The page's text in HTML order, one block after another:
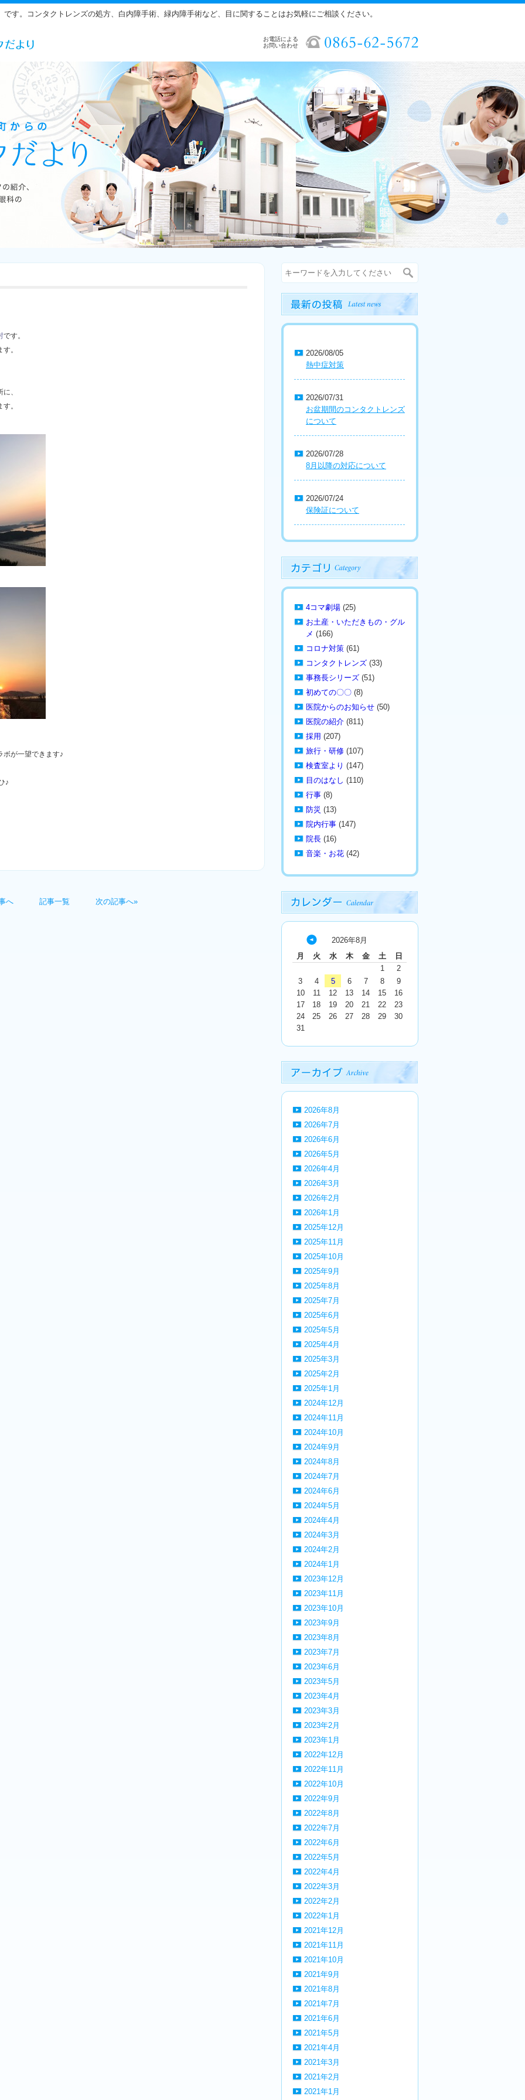
す。コンタクトレンズの処方、白内障手術、緑内障手術など、目に関することはお気軽にご相談ください。
お電話による
お問い合わせ
です。
。
、
。
ボが一望できます♪
♪
へ 記事一覧 次の記事へ»
2026/08/05
熱中症対策
2026/07/31
お盆期間のコンタクトレンズ
について
2026/07/28
8月以降の対応について
2026/07/24
保険証について
4コマ劇場 (25)
お土産・いただきもの・グル
メ (166)
コロナ対策 (61)
コンタクトレンズ (33)
事務長シリーズ (51)
初めての〇〇 (8)
医院からのお知らせ (50)
医院の紹介 (811)
採用 (207)
旅行・研修 (107)
検査室より (147)
目のはなし (110)
行事 (8)
防災 (13)
院内行事 (147)
院長 (16)
音楽・お花 (42)
2026年8月
月
火 水 木 金 土 日
« 7
月
1
2
3
4 5 6 7 8
9
10
11 12 13 14 15
16
17
18 19 20 21 22
23
24
25 26 27 28 29
30
31
2026年8月
2026年7月
2026年6月
2026年5月
2026年4月
2026年3月
2026年2月
2026年1月
2025年12月
2025年11月
2025年10月
2025年9月
2025年8月
2025年7月
2025年6月
2025年5月
2025年4月
2025年3月
2025年2月
2025年1月
2024年12月
2024年11月
2024年10月
2024年9月
2024年8月
2024年7月
2024年6月
2024年5月
2024年4月
2024年3月
2024年2月
2024年1月
2023年12月
2023年11月
2023年10月
2023年9月
2023年8月
2023年7月
2023年6月
2023年5月
2023年4月
2023年3月
2023年2月
2023年1月
2022年12月
2022年11月
2022年10月
2022年9月
2022年8月
2022年7月
2022年6月
2022年5月
2022年4月
2022年3月
2022年2月
2022年1月
2021年12月
2021年11月
2021年10月
2021年9月
2021年8月
2021年7月
2021年6月
2021年5月
2021年4月
2021年3月
2021年2月
2021年1月